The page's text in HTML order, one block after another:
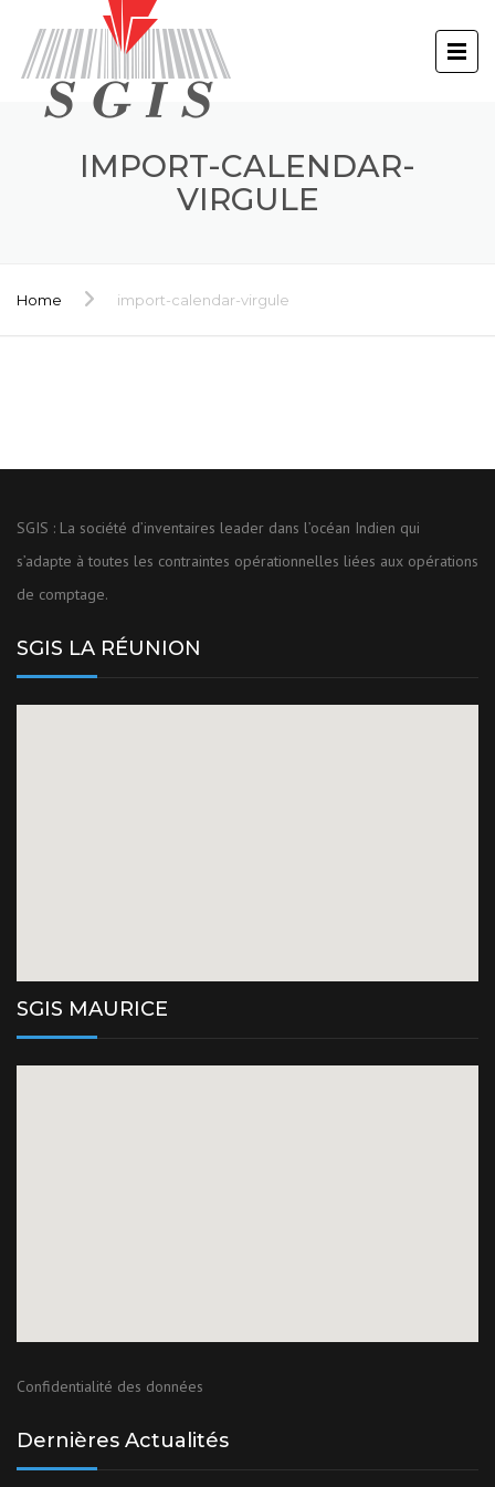
IMPORT-CALENDAR-
VIRGULE
Home import-calendar-virgule
SGIS : La société d’inventaires leader dans l’océan Indien qui
s’adapte à toutes les contraintes opérationnelles liées aux opérations
de comptage.
SGIS LA RÉUNION
SGIS MAURICE
Confidentialité des données
Dernières Actualités